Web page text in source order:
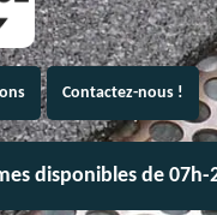
Contactez-nous !
disponibles de